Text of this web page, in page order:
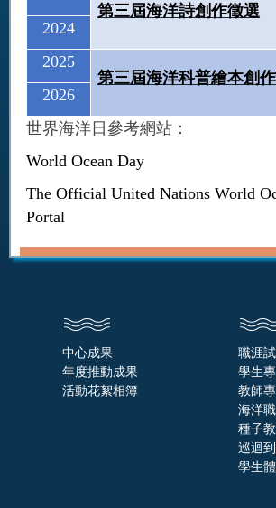
第三屆海洋詩創作徵選
2024
2025
第三屆海洋科普繪本創
2026
世界海洋日參考網站：
World Ocean Day
The Official United Nations World
Portal
中心成果
年度推動成果
活動花絮相簿
職涯
學生
教師
海洋
種子
巡迴
學生